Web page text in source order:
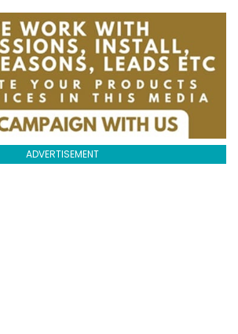
ADVERTISEMENT